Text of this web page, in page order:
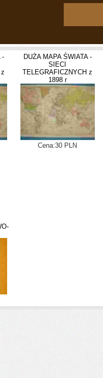
-
DUŻA MAPA ŚWIATA -
SIECI
TELEGRAFICZNYCH z
1898 r
Cena:30 PLN